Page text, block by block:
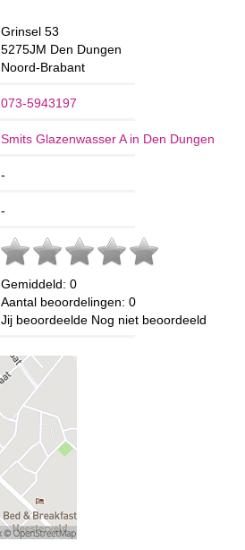
Grinsel 53
5275JM Den Dungen
Noord-Brabant
073-5943197
Smits Glazenwasser A in Den Dungen
-
-
Gemiddeld: 0
Aantal beoordelingen: 0
Jij beoordeelde Nog niet beoordeeld